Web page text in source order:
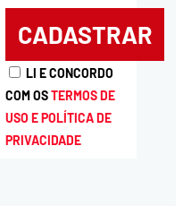
LI E CONCORDO
COM OSTERMOS DE
USO E POLÍTICA DE
PRIVACIDADE